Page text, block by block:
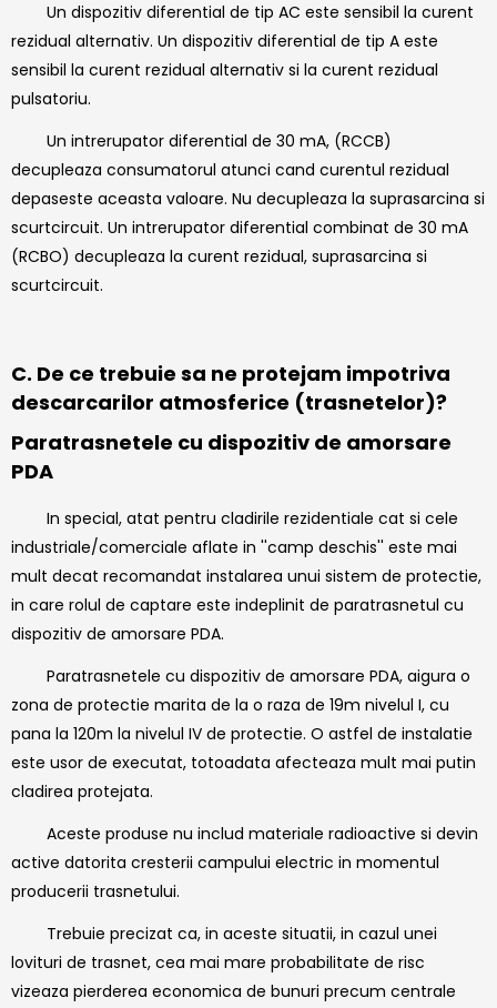
Un dispozitiv diferential de tip AC este sensibil la curent
rezidual alternativ. Un dispozitiv diferential de tip A este
sensibil la curent rezidual alternativ si la curent rezidual
pulsatoriu.
Un intrerupator diferential de 30 mA, (RCCB)
decupleaza consumatorul atunci cand curentul rezidual
depaseste aceasta valoare. Nu decupleaza la suprasarcina si
scurtcircuit. Un intrerupator diferential combinat de 30 mA
(RCBO) decupleaza la curent rezidual, suprasarcina si
scurtcircuit.
C. De ce trebuie sa ne protejam impotriva
descarcarilor atmosferice (trasnetelor)?
Paratrasnetele cu dispozitiv de amorsare
PDA
In special, atat pentru cladirile rezidentiale cat si cele
industriale/comerciale aflate in ''camp deschis'' este mai
mult decat recomandat instalarea unui sistem de protectie,
in care rolul de captare este indeplinit de paratrasnetul cu
dispozitiv de amorsare PDA.
Paratrasnetele cu dispozitiv de amorsare PDA, aigura o
zona de protectie marita de la o raza de 19m nivelul I, cu
pana la 120m la nivelul IV de protectie. O astfel de instalatie
este usor de executat, totoadata afecteaza mult mai putin
cladirea protejata.
Aceste produse nu includ materiale radioactive si devin
active datorita cresterii campului electric in momentul
producerii trasnetului.
Trebuie precizat ca, in aceste situatii, in cazul unei
lovituri de trasnet, cea mai mare probabilitate de risc
vizeaza pierderea economica de bunuri precum centrale